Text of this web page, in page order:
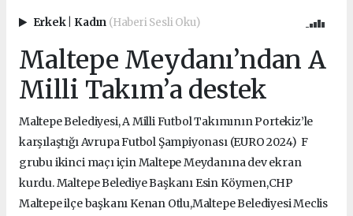
Erkek Kadın (Haberi Sesli Oku)
Maltepe Meydanı’ndan A
Milli Takım’a destek
Maltepe Belediyesi, A Milli Futbol Takımının Portekiz’le
karşılaştığı Avrupa Futbol Şampiyonası (EURO 2024) F
grubu ikinci maçı için Maltepe Meydanına dev ekran
kurdu. Maltepe Belediye Başkanı Esin Köymen,CHP
Maltepe ilçe başkanı Kenan Otlu,Maltepe Belediyesi Meclis